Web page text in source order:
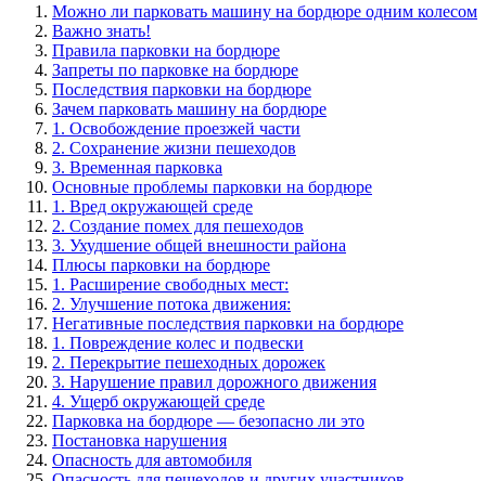
Можно ли парковать машину на бордюре одним колесом
Важно знать!
Правила парковки на бордюре
Запреты по парковке на бордюре
Последствия парковки на бордюре
Зачем парковать машину на бордюре
1. Освобождение проезжей части
2. Сохранение жизни пешеходов
3. Временная парковка
Основные проблемы парковки на бордюре
1. Вред окружающей среде
2. Создание помех для пешеходов
3. Ухудшение общей внешности района
Плюсы парковки на бордюре
1. Расширение свободных мест:
2. Улучшение потока движения:
Негативные последствия парковки на бордюре
1. Повреждение колес и подвески
2. Перекрытие пешеходных дорожек
3. Нарушение правил дорожного движения
4. Ущерб окружающей среде
Парковка на бордюре — безопасно ли это
Постановка нарушения
Опасность для автомобиля